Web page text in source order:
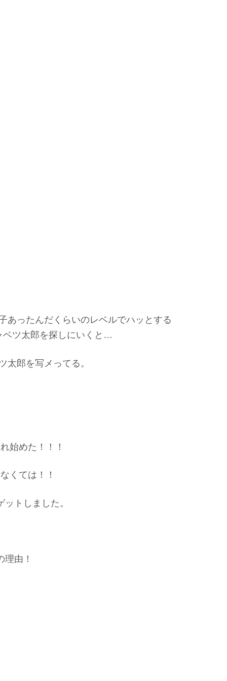
あったんだくらいのレベルでハッとする
ベツ太郎を探しにいくと…
太郎を写メってる。
始めた！！！
くては！！
トしました。
由！